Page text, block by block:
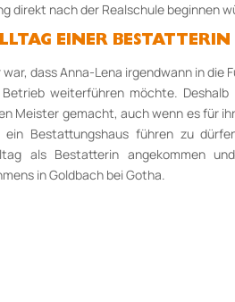
direkt nach der Realschule beginnen
EINER BESTATTERIN
war, dass Anna-Lena irgendwann in die
weiterführen möchte.
Meister gemacht, auch wenn es für
Bestattungshaus führen zu
als Bestatterin angekommen
in Goldbach bei Gotha.